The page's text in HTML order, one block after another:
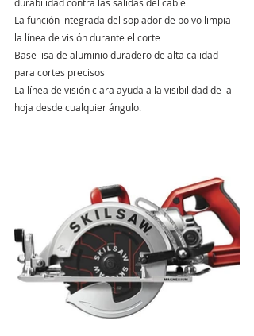
La función integrada del soplador de polvo limpia
la línea de visión durante el corte
Base lisa de aluminio duradero de alta calidad
para cortes precisos
La línea de visión clara ayuda a la visibilidad de la
hoja desde cualquier ángulo.